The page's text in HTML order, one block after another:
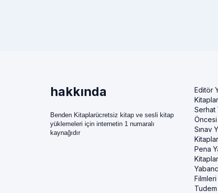
hakkında
Benden Kitaplarücretsiz kitap ve sesli kitap
yüklemeleri için internetin 1 numaralı
kaynağıdır
Editör
Serhat
Öncesi
Sınav
Pena
Filmleri
Tudem